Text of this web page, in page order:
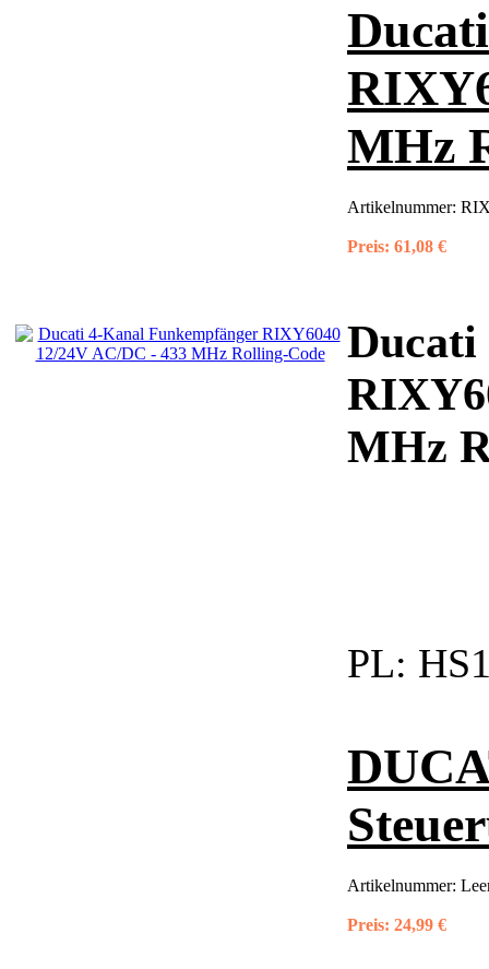
MHz
Artikelnummer:
Preis: 61,08 €
Ducati
MHz
PL:
Artikelnummer:
Preis: 24,99 €